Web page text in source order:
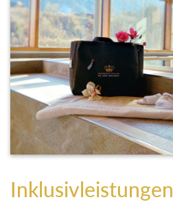
Inklusivleistungen